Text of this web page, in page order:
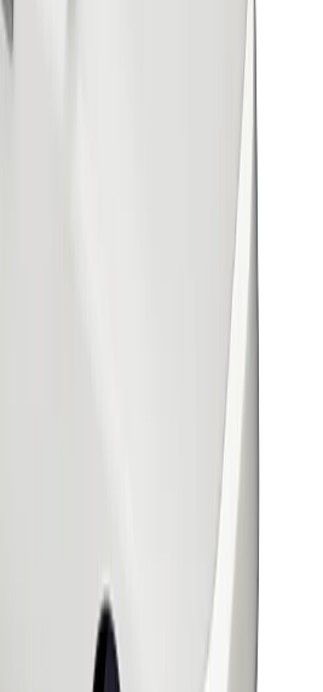
rakendus
Bolt Foodi rakendus